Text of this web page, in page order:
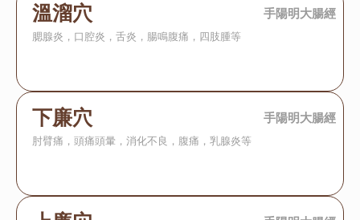
溫溜穴 手陽明大腸經
腮腺炎，口腔炎，舌炎，腸鳴腹痛，四肢腫等
下廉穴 手陽明大腸經
肘臂痛，頭痛頭暈，消化不良，腹痛，乳腺炎等